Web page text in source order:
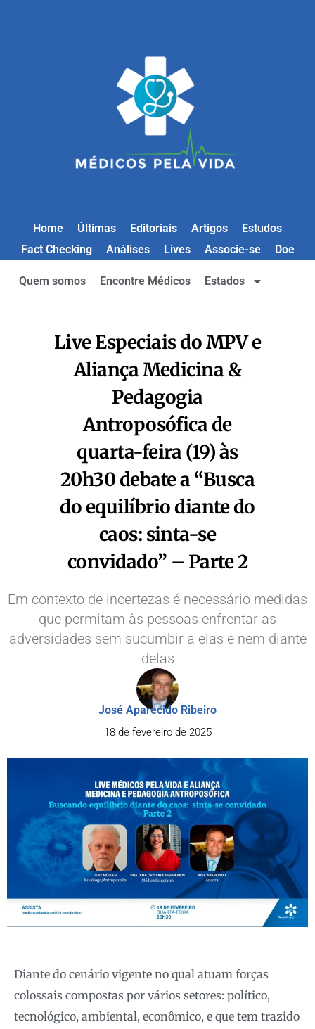
Home Últimas Editoriais Artigos
Estudos
Fact Checking
Análises Lives Associe-se Doe
Quem somos Encontre Médicos Estados
Live Especiais do MPV e
Aliança Medicina &
Pedagogia
Antroposófica de
quarta-feira (19) às
20h30 debate a “Busca
do equilíbrio diante do
caos: sinta-se
convidado” – Parte 2
Em contexto de incertezas é necessário medidas
que permitam às pessoas enfrentar as
adversidades sem sucumbir a elas e nem diante
delas
José Aparecido Ribeiro
18 de fevereiro de 2025
Diante do cenário vigente no qual atuam forças
colossais compostas por vários setores: político,
tecnológico, ambiental, econômico, e que tem trazido